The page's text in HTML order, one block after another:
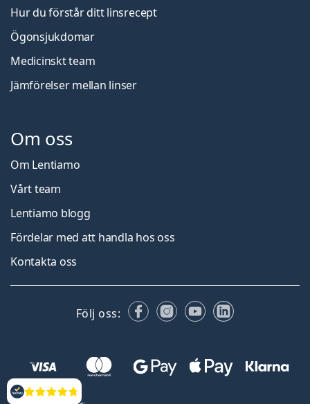
Recensioner
Hur du förstår ditt linsrecept
Ögonsjukdomar
Medicinskt team
Jämförelser mellan linser
Om oss
Om Lentiamo
Vårt team
Lentiamo blogg
Fördelar med att handla hos oss
Kontakta oss
Följ oss: FacebookInstagram
YouTubeLinkedIn